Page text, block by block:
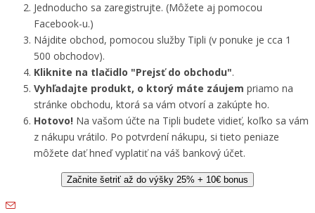
Jednoducho sa zaregistrujte. (Môžete aj pomocou
Facebook-u.)
Nájdite obchod, pomocou služby Tipli (v ponuke je cca 1
500 obchodov).
Kliknite na tlačidlo "Prejsť do obchodu".
Vyhľadajte produkt, o ktorý máte záujem priamo na
stránke obchodu, ktorá sa vám otvorí a zakúpte ho.
Hotovo! Na vašom účte na Tipli budete vidieť, koľko sa vám
z nákupu vrátilo. Po potvrdení nákupu, si tieto peniaze
môžete dať hneď vyplatiť na váš bankový účet.
Začnite šetriť až do výšky 25% + 10€ bonus